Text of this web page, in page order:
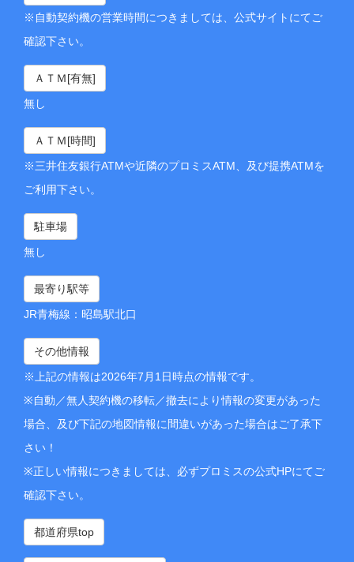
※自動契約機の営業時間につきましては、公式サイトにてご
確認下さい。
ＡＴＭ[有無]
無し
ＡＴＭ[時間]
※三井住友銀行ATMや近隣のプロミスATM、及び提携ATMを
ご利用下さい。
駐車場
無し
最寄り駅等
JR青梅線：昭島駅北口
その他情報
※上記の情報は2026年7月1日時点の情報です。
※自動／無人契約機の移転／撤去により情報の変更があった
場合、及び下記の地図情報に間違いがあった場合はご了承下
さい！
※正しい情報につきましては、必ずプロミスの公式HPにてご
確認下さい。
都道府県top